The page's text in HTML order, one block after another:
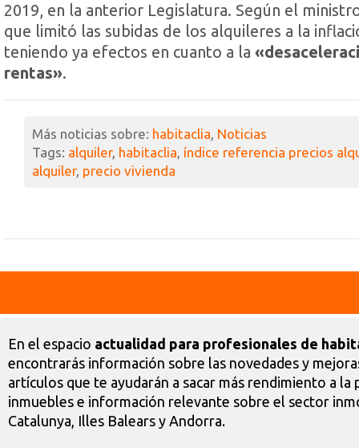
2019, en la anterior Legislatura. Según el
que limitó las subidas de los alquileres a la
teniendo ya efectos en cuanto a la
rentas».
Más noticias sobre: habitaclia, Noticias
Tags: alquiler, habitaclia, índice referencia precios
alquiler, precio vivienda
En el espacio actualidad para profesionales de
encontrarás información sobre las novedades y
artículos que te ayudarán a sacar más rendimiento a la
inmuebles e información relevante sobre el sector
Catalunya, Illes Balears y Andorra.